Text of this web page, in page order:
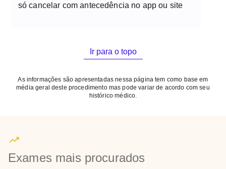
só cancelar com antecedência no app ou site
Ir para o topo
As informações são apresentadas nessa página tem como base em
média geral deste procedimento mas pode variar de acordo com seu
histórico médico.
Exames mais procurados